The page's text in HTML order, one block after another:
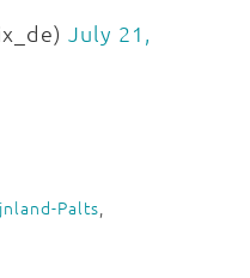
July 21,
Palts,